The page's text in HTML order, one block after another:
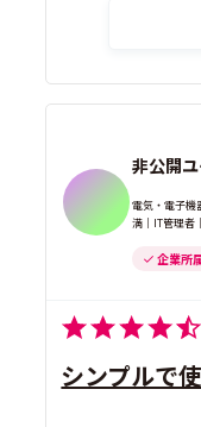
非公開
電気・電子機
満｜IT管理者
企業所
シンプルで